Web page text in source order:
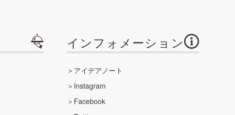
インフォメーション
アイデアノート
Instagram
Facebook